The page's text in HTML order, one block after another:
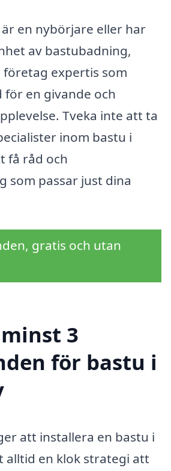
en nybörjare eller har
av bastubadning,
expertis som
en givande och
Tveka inte att ta
inom bastu i
få råd och
som passar just dina
gratis och utan
3
för bastu i
att installera en bastu i
alltid en klok strategi att